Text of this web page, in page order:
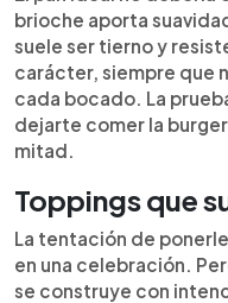
brioche aporta
suele ser tierno y
carácter, siempre que
cada bocado. La
dejarte comer la
mitad.
Toppings que
La tentación de
en una celebración.
se construye con